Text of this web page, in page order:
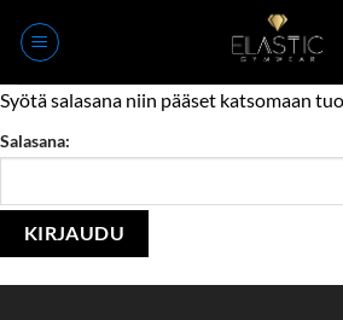
Syötä salasana niin pääset katsomaan
Salasana: